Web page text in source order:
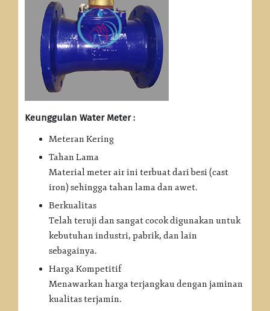
Keunggulan Water Meter :
Meteran Kering
Tahan Lama
Material meter air ini terbuat dari besi (cast
iron) sehingga tahan lama dan awet.
Berkualitas
Telah teruji dan sangat cocok digunakan untuk
kebutuhan industri, pabrik, dan lain
sebagainya.
Harga Kompetitif
Menawarkan harga terjangkau dengan jaminan
kualitas terjamin.